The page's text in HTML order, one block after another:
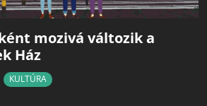
mozivá változik a
Ház
KULTÚRA